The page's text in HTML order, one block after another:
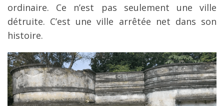
ordinaire. Ce n’est pas seulement une ville
détruite. C’est une ville arrêtée net dans son
histoire.